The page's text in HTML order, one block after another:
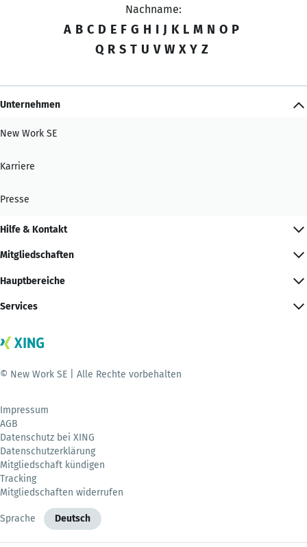
Nachname:
A B C D E F G H I J K L M N O P
Q R S T U V W X Y Z
Unternehmen
New Work SE
Karriere
Presse
Hilfe & Kontakt
Mitgliedschaften
Hauptbereiche
Services
© New Work SE | Alle Rechte vorbehalten
Impressum
AGB
Datenschutz bei XING
Datenschutzerklärung
Mitgliedschaft kündigen
Tracking
Mitgliedschaften widerrufen
Sprache Deutsch